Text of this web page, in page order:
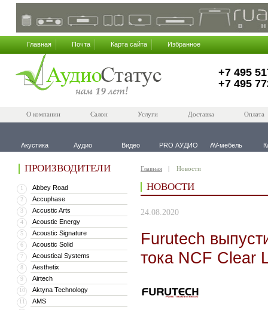
Главная Почта Карта сайта Избранное
+7 495
+7 495
О компании Салон Услуги Доставка Оплата
Акустика Аудио Видео PRO АУДИО AV-мебель
ПРОИЗВОДИТЕЛИ
1 Abbey Road
2 Accuphase
3 Accustic Arts
4 Acoustic Energy
5 Acoustic Signature
6 Acoustic Solid
7 Acoustical Systems
8 Aesthetix
9 Airtech
10 Aktyna Technology
11 AMS
Главная Новости
НОВОСТИ
24.08.2020
Furutech
тока NCF Clear